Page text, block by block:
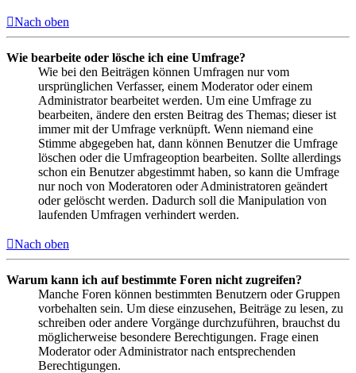
Nach oben
Wie bearbeite oder lösche ich eine Umfrage?
Wie bei den Beiträgen können Umfragen nur vom
ursprünglichen Verfasser, einem Moderator oder einem
Administrator bearbeitet werden. Um eine Umfrage zu
bearbeiten, ändere den ersten Beitrag des Themas; dieser ist
immer mit der Umfrage verknüpft. Wenn niemand eine
Stimme abgegeben hat, dann können Benutzer die Umfrage
löschen oder die Umfrageoption bearbeiten. Sollte allerdings
schon ein Benutzer abgestimmt haben, so kann die Umfrage
nur noch von Moderatoren oder Administratoren geändert
oder gelöscht werden. Dadurch soll die Manipulation von
laufenden Umfragen verhindert werden.
Nach oben
Warum kann ich auf bestimmte Foren nicht zugreifen?
Manche Foren können bestimmten Benutzern oder Gruppen
vorbehalten sein. Um diese einzusehen, Beiträge zu lesen, zu
schreiben oder andere Vorgänge durchzuführen, brauchst du
möglicherweise besondere Berechtigungen. Frage einen
Moderator oder Administrator nach entsprechenden
Berechtigungen.